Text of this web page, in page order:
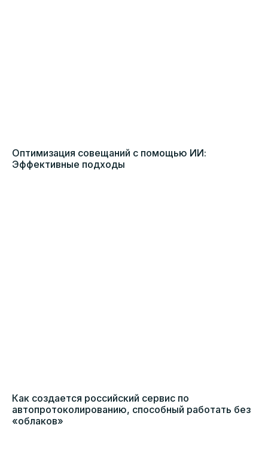
Оптимизация совещаний с помощью ИИ:
Эффективные подходы
Как создается российский сервис по
автопротоколированию, способный работать без
«облаков»